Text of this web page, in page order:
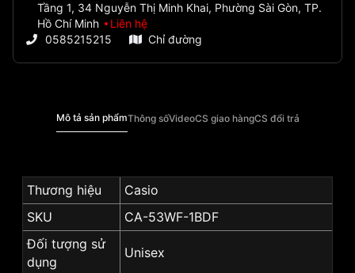
Tầng 1, 34 Nguyễn Thị Minh Khai, Phường Sài Gòn, TP.
Hồ Chí Minh
Liên hệ
0585215215
Chỉ đường
Mô tả sản phẩmThông sốVideoCS giao hàngCS đổi trả
Thương hiệu
Casio
SKU
CA-53WF-1BDF
Đối tượng sử
dụng
Unisex